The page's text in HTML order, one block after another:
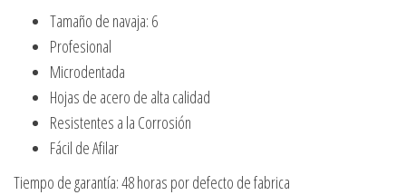
Tamaño de navaja: 6
Profesional
Microdentada
Hojas de acero de alta calidad
Resistentes a la Corrosión
Fácil de Afilar
Tiempo de garantía: 48 horas por defecto de fabrica